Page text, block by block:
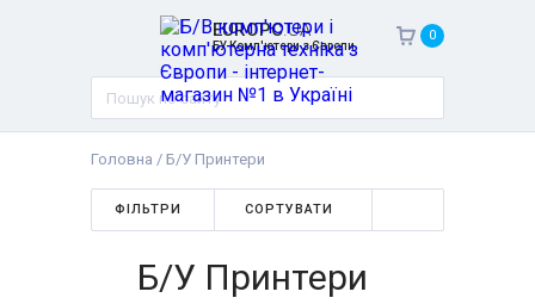
EUROPC.UA
БУ Комп'ютери з Європи
0
Головна / Б/У Принтери
ФІЛЬТРИ СОРТУВАТИ
Б/У Принтери